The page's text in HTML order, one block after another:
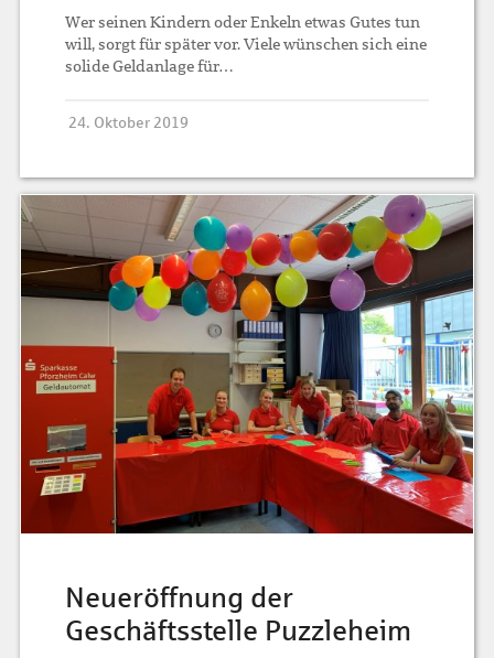
Wer seinen Kindern oder Enkeln etwas Gutes tun
will, sorgt für später vor. Viele wünschen sich eine
solide Geldanlage für…
24. Oktober 2019
Neueröffnung der
Geschäftsstelle Puzzleheim